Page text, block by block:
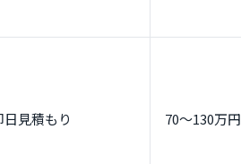
見積もり 70～130万円